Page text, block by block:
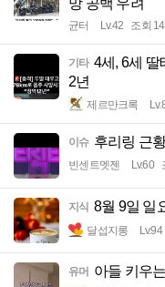
망 공백 우려
균터 Lv.42 조회
기타 4세, 6세 딸
2년
제르만크록
이슈 후리링 근
빈센트멧젠 Lv.60
지식 8월 9일 일
달섭지롱 Lv.94
유머 아들 키우